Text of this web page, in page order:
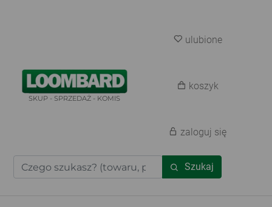
SKUP - SPRZEDAŻ - KOMIS
Szukaj
ulubione
koszyk
zaloguj się